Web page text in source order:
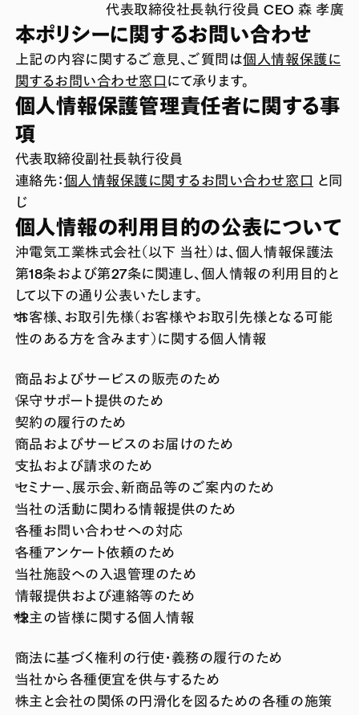
代表取締役社長執行役員 CEO 森 孝廣
本ポリシーに関するお問い合わせ
上記の内容に関するご意見、ご質問は個人情報保護に
関するお問い合わせ窓口 にて承ります。
個人情報保護管理責任者に関する事
項
代表取締役副社長執行役員
連絡先：個人情報保護に関するお問い合わせ窓口 と同
じ
個人情報の利用目的の公表について
沖電気工業株式会社（以下 当社）は、個人情報保護法
第18条および第27条に関連し、個人情報の利用目的と
して以下の通り公表いたします。
お客様、お取引先様（お客様やお取引先様となる可能
性のある方を含みます）に関する個人情報
商品およびサービスの販売のため
保守サポート提供のため
契約の履行のため
商品およびサービスのお届けのため
支払および請求のため
セミナー、展示会、新商品等のご案内のため
当社の活動に関わる情報提供のため
各種お問い合わせへの対応
各種アンケート依頼のため
当社施設への入退管理のため
情報提供および連絡等のため
株主の皆様に関する個人情報
商法に基づく権利の行使・義務の履行のため
当社から各種便宜を供与するため
株主と会社の関係の円滑化を図るための各種の施策